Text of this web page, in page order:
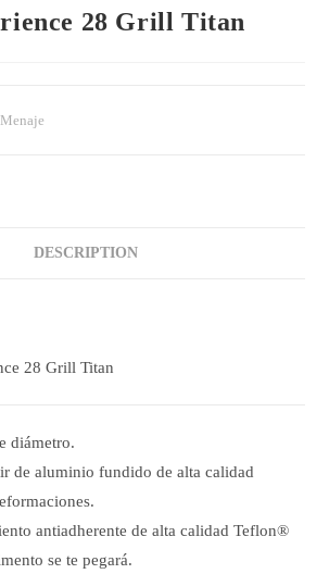
28 Grill Titan
DESCRIPTION
28 Grill Titan
diámetro.
de aluminio fundido de alta calidad
antiadherente de alta calidad Teflon®
se te pegará.